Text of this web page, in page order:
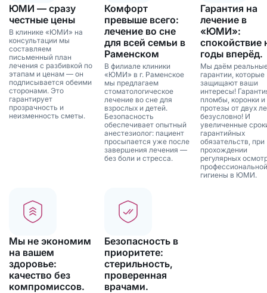
ЮМИ — сразу
честные цены
В клинике «ЮМИ» на
консультации мы
составляем
письменный план
лечения с разбивкой по
этапам и ценам — он
подписывается обеими
сторонами. Это
гарантирует
прозрачность и
неизменность сметы.
Комфорт
превыше всего:
лечение во сне
для всей семьи в
Раменском
В филиале клиники
«ЮМИ» в г. Раменское
мы предлагаем
стоматологическое
лечение во сне для
взрослых и детей.
Безопасность
обеспечивает опытный
анестезиолог: пациент
просыпается уже после
завершения лечения —
без боли и стресса.
Гарантия на
лечение в
«ЮМИ»:
спокойствие
годы вперёд.
Мы даём
гарантии, которые
защищают ваши
интересы!
пломбы, коронки и
протезы от двух
безусловно! И
увеличенные
гарантийных
обязательств, при
прохождении
регулярных
профессиональной
гигиены в ЮМИ.
Мы не экономим
на вашем
здоровье:
качество без
компромиссов.
Безопасность в
приоритете:
стерильность,
проверенная
врачами.